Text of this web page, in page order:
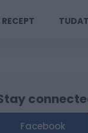
RECEPT
Facebook